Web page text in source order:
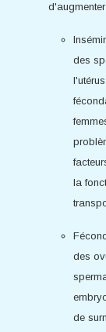
des
la
des
de